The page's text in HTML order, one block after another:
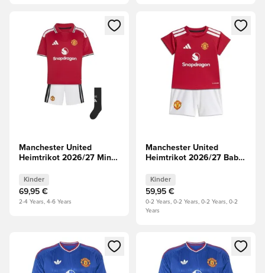
Öffnet ein neues Fenster zum Anmelden oder Registrieren
Manchester United
Heimtrikot 2026/27 Mini-
Kinder
69,95 €
2-4 Years, 4-6 Years
Öffnet ein neues Fenster
Manchester United
Heimtrikot 2026/27 Baby-
Kinder
59,95 €
0-2 Years, 0-2 Years, 0-2 Years, 0-2
Years
Öffnet ein neues Fenster zum Anmelden oder Registrieren
Öffnet ein neues Fenster